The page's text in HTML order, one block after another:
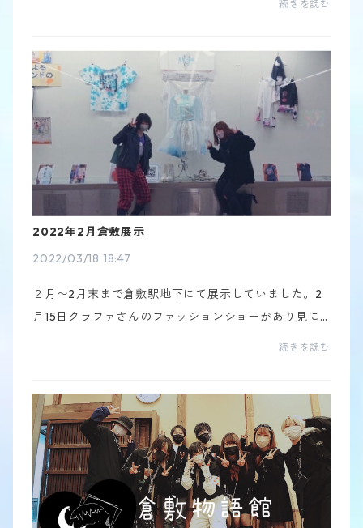
続きを読む
2022年2月倉敷展示
2022/03/18 18:47
２月〜2月末まで倉敷駅地下にて展示していました。2
月15日クラファさんのファッションショーがあり見に
行きましたその時に前後でファションショーと展示を
続きを読む